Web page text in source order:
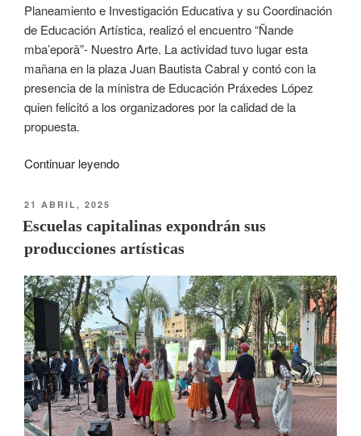
Planeamiento e Investigación Educativa y su Coordinación
de Educación Artística, realizó el encuentro “Ñande
mba’eporã”- Nuestro Arte. La actividad tuvo lugar esta
mañana en la plaza Juan Bautista Cabral y contó con la
presencia de la ministra de Educación Práxedes López
quien felicitó a los organizadores por la calidad de la
propuesta.
Continuar leyendo
21 ABRIL, 2025
Escuelas capitalinas expondrán sus
producciones artísticas